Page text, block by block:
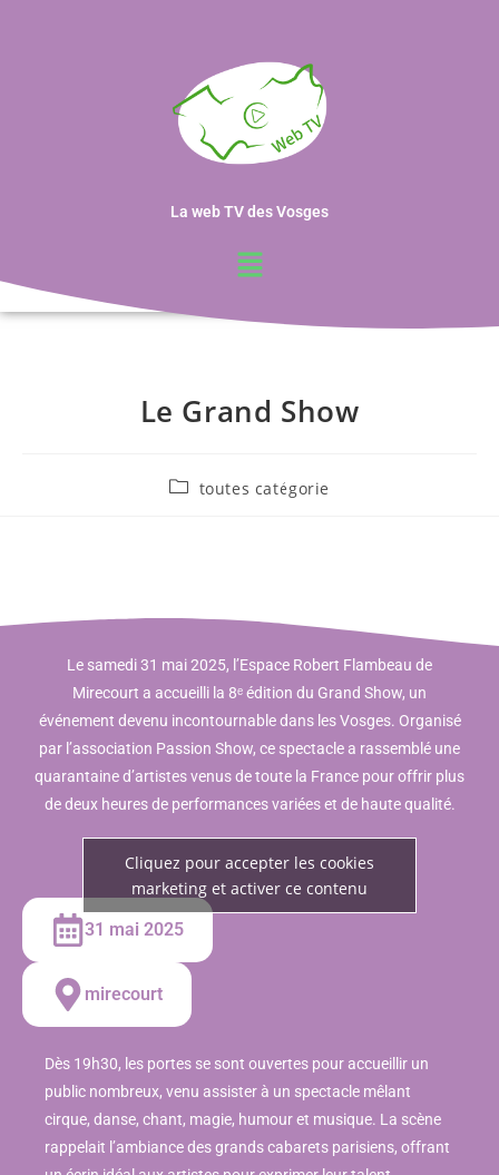
La web TV des Vosges
Le Grand Show
toutes catégorie
Le samedi 31 mai 2025, l’Espace Robert Flambeau de
Mirecourt a accueilli la 8ᵉ édition du Grand Show, un
événement devenu incontournable dans les Vosges. Organisé
par l’association Passion Show, ce spectacle a rassemblé une
quarantaine d’artistes venus de toute la France pour offrir plus
de deux heures de performances variées et de haute qualité.
Cliquez pour accepter les cookies
marketing et activer ce contenu
31 mai 2025
mirecourt
Dès 19h30, les portes se sont ouvertes pour accueillir un
public nombreux, venu assister à un spectacle mêlant
cirque, danse, chant, magie, humour et musique. La scène
rappelait l’ambiance des grands cabarets parisiens, offrant